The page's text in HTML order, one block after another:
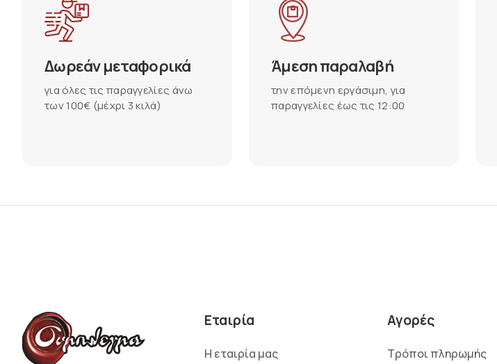
Δωρεάν μεταφορικά
για όλες τις παραγγελίες άνω
των 100€ (μέχρι 3 κιλά)
Άμεση παραλαβή
την επόμενη εργάσιμη, για
παραγγελίες έως τις 12:00
Εταιρία
Η εταιρία μας
Αγορές
Τρόποι πληρωμής